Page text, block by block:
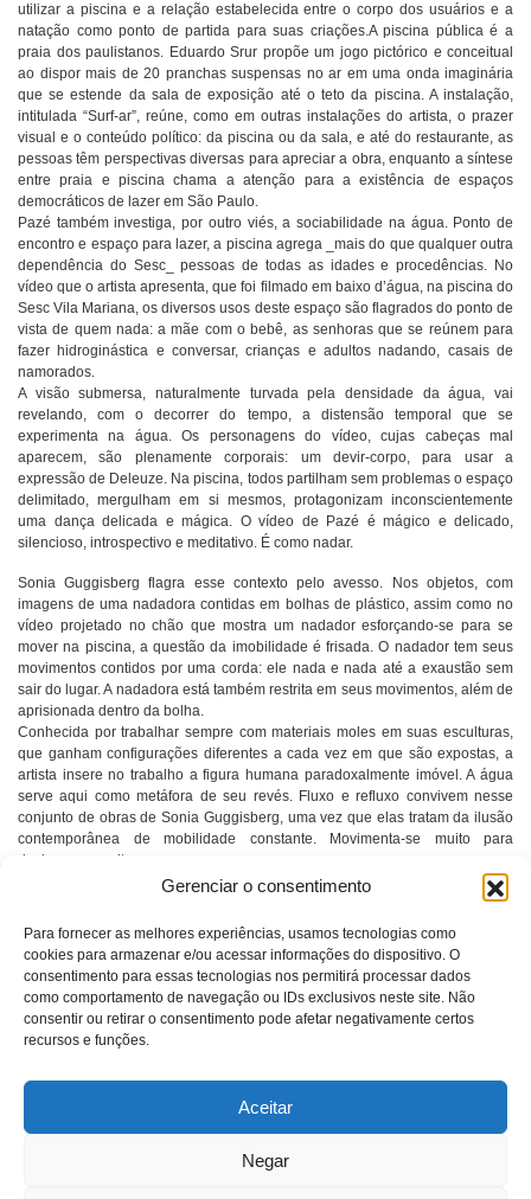
Gerenciar o consentimento
Para fornecer as melhores experiências, usamos tecnologias como
cookies para armazenar e/ou acessar informações do dispositivo. O
consentimento para essas tecnologias nos permitirá processar dados
como comportamento de navegação ou IDs exclusivos neste site. Não
consentir ou retirar o consentimento pode afetar negativamente certos
recursos e funções.
Aceitar
Negar
utilizar a piscina e a relação estabelecida entre o corpo dos usuários e a
natação como ponto de partida para suas criações.A piscina pública é a
praia dos paulistanos. Eduardo Srur propõe um jogo pictórico e conceitual
ao dispor mais de 20 pranchas suspensas no ar em uma onda imaginária
que se estende da sala de exposição até o teto da piscina. A instalação,
intitulada “Surf-ar”, reúne, como em outras instalações do artista, o prazer
visual e o conteúdo político: da piscina ou da sala, e até do restaurante, as
pessoas têm perspectivas diversas para apreciar a obra, enquanto a síntese
entre praia e piscina chama a atenção para a existência de espaços
democráticos de lazer em São Paulo.
Pazé também investiga, por outro viés, a sociabilidade na água. Ponto de
encontro e espaço para lazer, a piscina agrega _mais do que qualquer outra
dependência do Sesc_ pessoas de todas as idades e procedências. No
vídeo que o artista apresenta, que foi filmado em baixo d’água, na piscina do
Sesc Vila Mariana, os diversos usos deste espaço são flagrados do ponto de
vista de quem nada: a mãe com o bebê, as senhoras que se reúnem para
fazer hidroginástica e conversar, crianças e adultos nadando, casais de
namorados.
A visão submersa, naturalmente turvada pela densidade da água, vai
revelando, com o decorrer do tempo, a distensão temporal que se
experimenta na água. Os personagens do vídeo, cujas cabeças mal
aparecem, são plenamente corporais: um devir-corpo, para usar a
expressão de Deleuze. Na piscina, todos partilham sem problemas o espaço
delimitado, mergulham em si mesmos, protagonizam inconscientemente
uma dança delicada e mágica. O vídeo de Pazé é mágico e delicado,
silencioso, introspectivo e meditativo. É como nadar.
Sonia Guggisberg flagra esse contexto pelo avesso. Nos objetos, com
imagens de uma nadadora contidas em bolhas de plástico, assim como no
vídeo projetado no chão que mostra um nadador esforçando-se para se
mover na piscina, a questão da imobilidade é frisada. O nadador tem seus
movimentos contidos por uma corda: ele nada e nada até a exaustão sem
sair do lugar. A nadadora está também restrita em seus movimentos, além de
aprisionada dentro da bolha.
Conhecida por trabalhar sempre com materiais moles em suas esculturas,
que ganham configurações diferentes a cada vez em que são expostas, a
artista insere no trabalho a figura humana paradoxalmente imóvel. A água
serve aqui como metáfora de seu revés. Fluxo e refluxo convivem nesse
conjunto de obras de Sonia Guggisberg, uma vez que elas tratam da ilusão
contemporânea de mobilidade constante. Movimenta-se muito para
deslocar-se muito pouco.
“Mergulhos” reúne obras que ativam a imaginação do visitante e o colocam
em um transe semelhante àqueles experimentados quando se está debaixo
d’água: suspensão dos pensamentos e deleite, ou plena ação cerebral e
insights reveladores.
SONIA GUGGISBERG